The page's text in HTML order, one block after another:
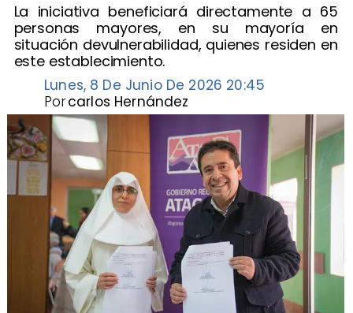
​La iniciativa beneficiará directamente a 65
personas mayores, en su mayoría en
situación devulnerabilidad, quienes residen en
este establecimiento.
Lunes, 8 De Junio De 2026 20:45
carlos Hernández
Por